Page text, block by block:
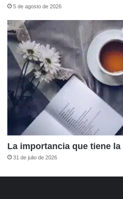
5 de agosto de 2026
La importancia que tiene
31 de julio de 2026